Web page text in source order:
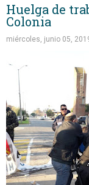
Huelga de
Colonia
miércoles, junio 05,